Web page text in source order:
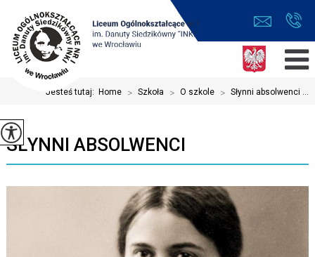
Jesteś tutaj: Home > Szkoła > O szkole > Słynni absolwenci ...
SŁYNNI ABSOLWENCI